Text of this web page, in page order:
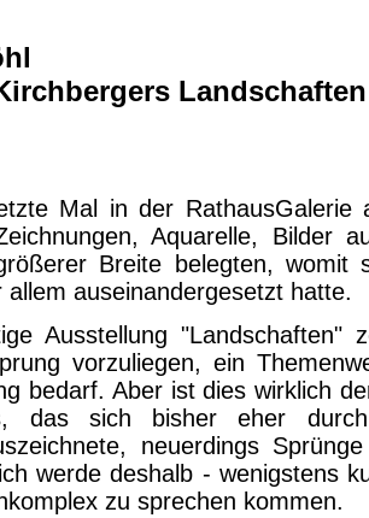
Landschaften
Mal in der RathausGalerie
Aquarelle, Bilder
Breite belegten, womit
allem auseinandergesetzt hatte.
Ausstellung "Landschaften"
vorzuliegen, ein
bedarf. Aber ist dies wirklich
das sich bisher eher
neuerdings
werde deshalb - wenigstens
zu sprechen kommen.